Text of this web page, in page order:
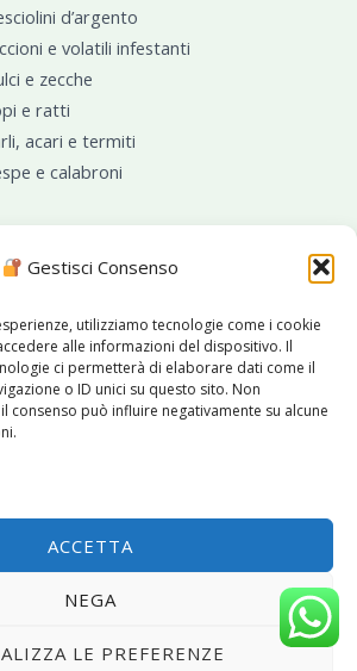
Gestisci Consenso
utilizziamo tecnologie come i cookie
alle informazioni del dispositivo. Il
ci permetterà di elaborare dati come il
o ID unici su questo sito. Non
consenso può influire negativamente su alcune
ACCETTA
NEGA
LE PREFERENZE
d’argento
e volatili infestanti
e zecche
e ratti
acari e termiti
e calabroni
Diseko Group Srls |
|Sito web
Policy| Cookie Policy